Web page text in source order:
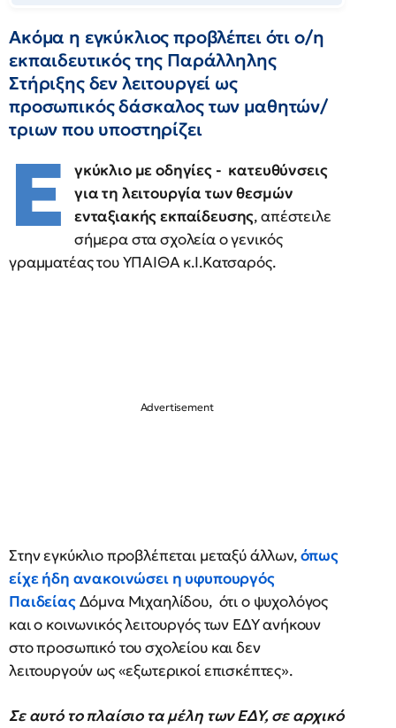
Ακόμα η εγκύκλιος προβλέπει ότι ο/η
εκπαιδευτικός της Παράλληλης
Στήριξης δεν λειτουργεί ως
προσωπικός δάσκαλος των μαθητών/
τριων που υποστηρίζει
Ε
γκύκλιο με οδηγίες - κατευθύνσεις
για τη λειτουργία των θεσμών
ενταξιακής εκπαίδευσης, απέστειλε
σήμερα στα σχολεία ο γενικός
γραμματέας του ΥΠΑΙΘΑ κ.Ι.Κατσαρός.
Στην εγκύκλιο προβλέπεται μεταξύ άλλων,όπως
είχε ήδη ανακοινώσει η υφυπουργός
ΠαιδείαςΔόμνα Μιχαηλίδου, ότι ο ψυχολόγος
και ο κοινωνικός λειτουργός των ΕΔΥ ανήκουν
στο προσωπικό του σχολείου και δεν
λειτουργούν ως «εξωτερικοί επισκέπτες».
Σε αυτό το πλαίσιο τα μέλη των ΕΔΥ, σε αρχικό